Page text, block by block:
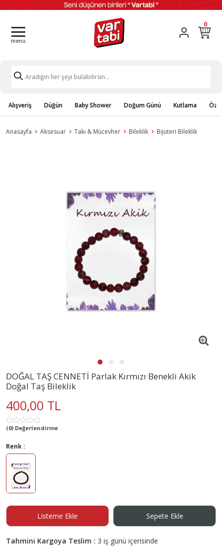
0
Alışveriş Düğün Baby Shower Doğum Günü Kutlama
Anasayfa Aksesuar Takı & Mücevher Bileklik Bijuteri Bileklik
DOĞAL TAŞ CENNETİ Parlak Kırmızı Benekli Akik
Doğal Taş Bileklik
400,00 TL
(0) Değerlendirme
Renk :
Listeme Ekle Sepete Ekle
Tahmini Kargoya Teslim : 3 iş günü içerisinde